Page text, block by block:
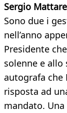
Sergio
Sono due i
nell’anno
Presidente
solenne e allo
autografa che
risposta ad
mandato.